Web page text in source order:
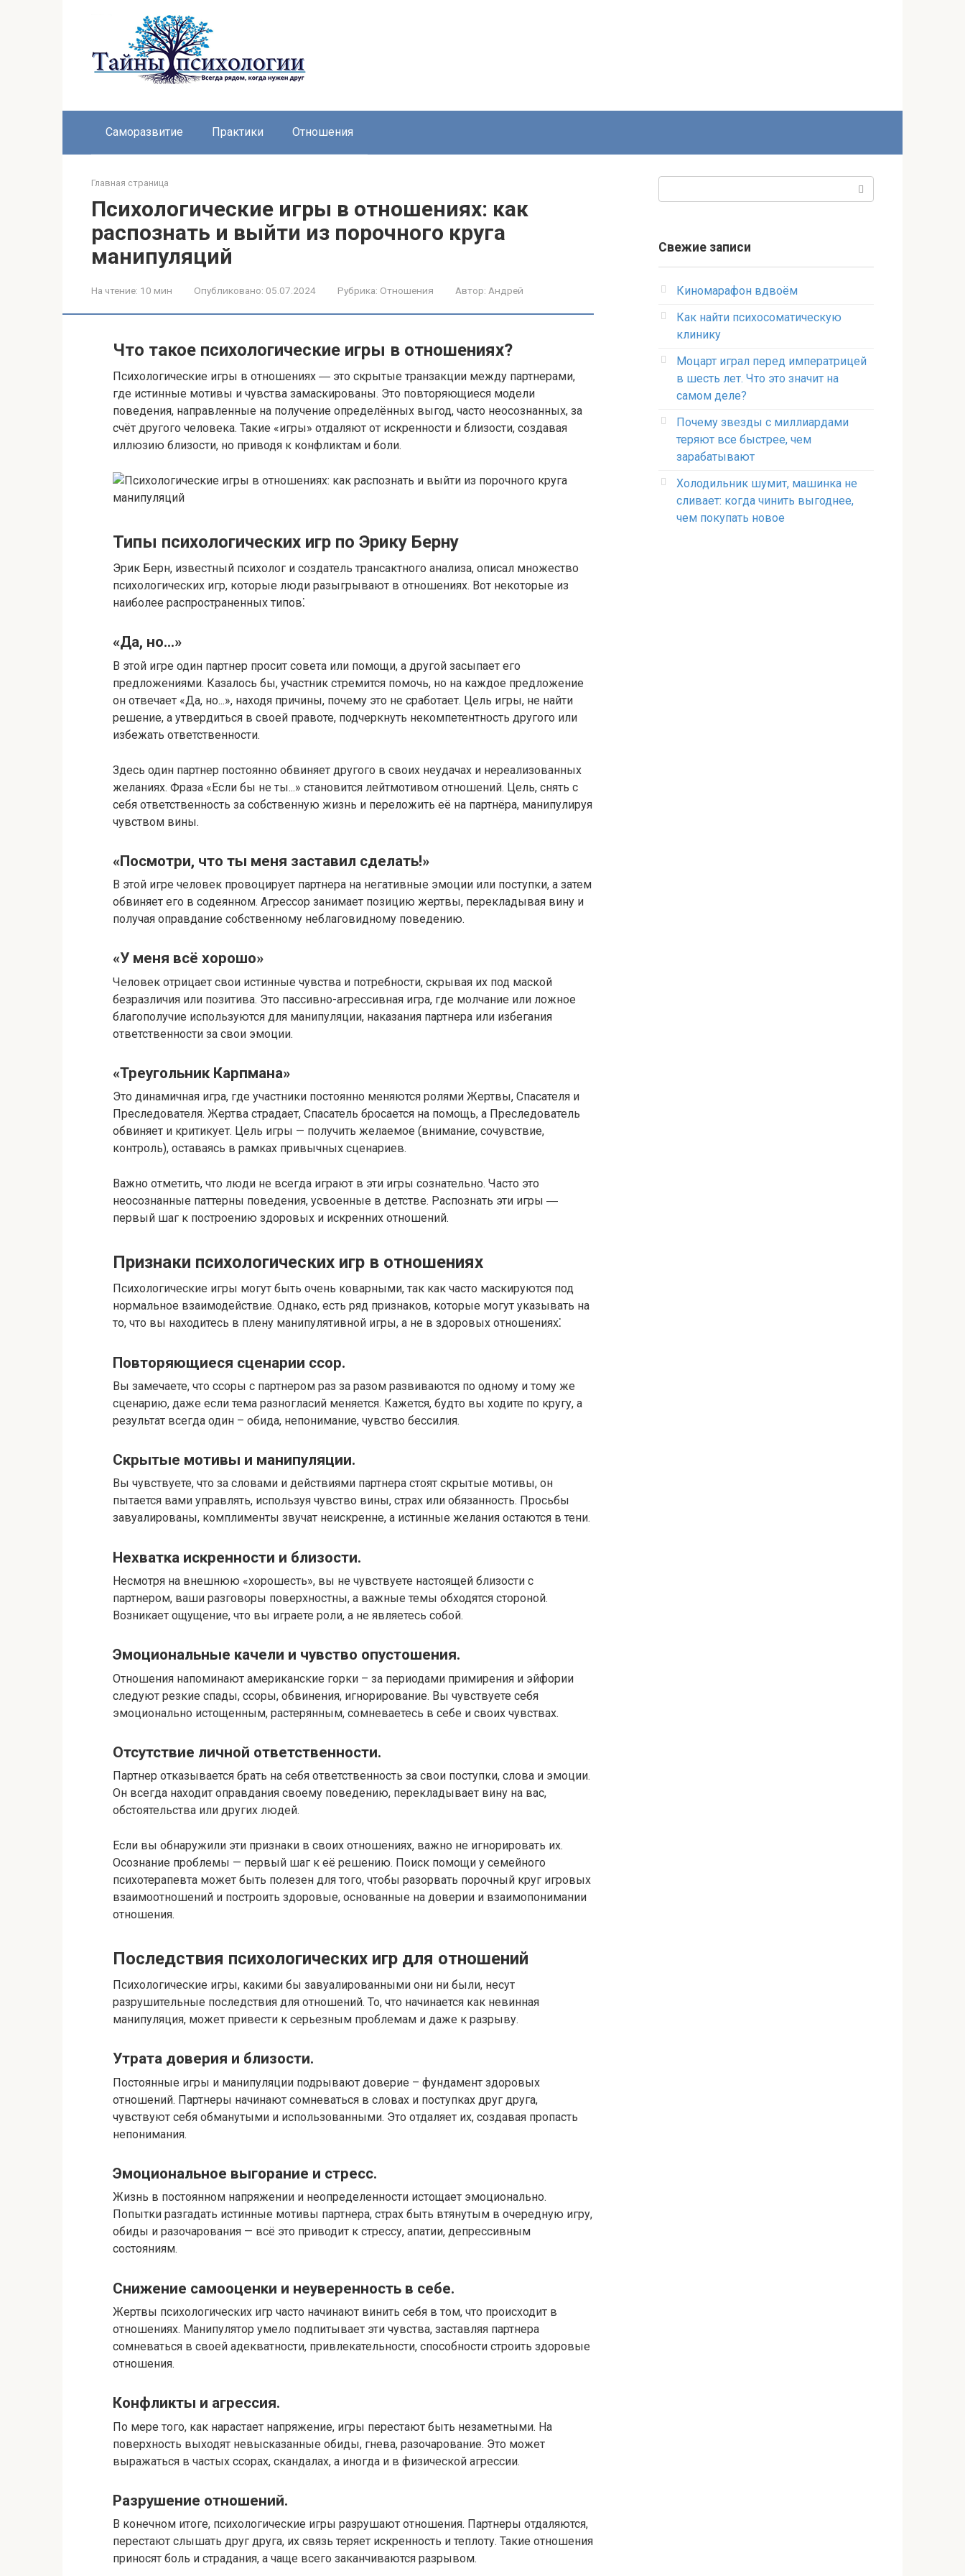
Саморазвитие Практики Отношения
Главная страница
Психологические игры в отношениях: как
распознать и выйти из порочного круга
манипуляций
На чтение: 10 мин Опубликовано: 05.07.2024 Рубрика: Отношения Автор: Андрей
Что такое психологические игры в отношениях?
Психологические игры в отношениях ― это скрытые транзакции между партнерами,
где истинные мотивы и чувства замаскированы.​ Это повторяющиеся модели
поведения, направленные на получение определённых выгод, часто неосознанных, за
счёт другого человека. Такие «игры» отдаляют от искренности и близости, создавая
иллюзию близости, но приводя к конфликтам и боли.​
Типы психологических игр по Эрику Берну
Эрик Берн, известный психолог и создатель трансактного анализа, описал множество
психологических игр, которые люди разыгрывают в отношениях.​ Вот некоторые из
наиболее распространенных типов⁚
«Да, но..​.​»
В этой игре один партнер просит совета или помощи, а другой засыпает его
предложениями.​ Казалось бы, участник стремится помочь, но на каждое предложение
он отвечает «Да, но.​.​.», находя причины, почему это не сработает. Цель игры, не найти
решение, а утвердиться в своей правоте, подчеркнуть некомпетентность другого или
избежать ответственности.​
Здесь один партнер постоянно обвиняет другого в своих неудачах и нереализованных
желаниях.​ Фраза «Если бы не ты.​.​.​» становится лейтмотивом отношений. Цель, снять с
себя ответственность за собственную жизнь и переложить её на партнёра, манипулируя
чувством вины.​
«Посмотри, что ты меня заставил сделать!​»
В этой игре человек провоцирует партнера на негативные эмоции или поступки, а затем
обвиняет его в содеянном.​ Агрессор занимает позицию жертвы, перекладывая вину и
получая оправдание собственному неблаговидному поведению.
«У меня всё хорошо»
Человек отрицает свои истинные чувства и потребности, скрывая их под маской
безразличия или позитива.​ Это пассивно-агрессивная игра, где молчание или ложное
благополучие используются для манипуляции, наказания партнера или избегания
ответственности за свои эмоции.​
«Треугольник Карпмана»
Это динамичная игра, где участники постоянно меняются ролями Жертвы, Спасателя и
Преследователя.​ Жертва страдает, Спасатель бросается на помощь, а Преследователь
обвиняет и критикует. Цель игры — получить желаемое (внимание, сочувствие,
контроль), оставаясь в рамках привычных сценариев.​
Важно отметить, что люди не всегда играют в эти игры сознательно.​ Часто это
неосознанные паттерны поведения, усвоенные в детстве.​ Распознать эти игры ―
первый шаг к построению здоровых и искренних отношений.
Признаки психологических игр в отношениях
Психологические игры могут быть очень коварными, так как часто маскируются под
нормальное взаимодействие.​ Однако, есть ряд признаков, которые могут указывать на
то, что вы находитесь в плену манипулятивной игры, а не в здоровых отношениях⁚
Повторяющиеся сценарии ссор.​
Вы замечаете, что ссоры с партнером раз за разом развиваются по одному и тому же
сценарию, даже если тема разногласий меняется.​ Кажется, будто вы ходите по кругу, а
результат всегда один – обида, непонимание, чувство бессилия.​
Скрытые мотивы и манипуляции.​
Вы чувствуете, что за словами и действиями партнера стоят скрытые мотивы, он
пытается вами управлять, используя чувство вины, страх или обязанность.​ Просьбы
завуалированы, комплименты звучат неискренне, а истинные желания остаются в тени.​
Нехватка искренности и близости.​
Несмотря на внешнюю «хорошесть», вы не чувствуете настоящей близости с
партнером, ваши разговоры поверхностны, а важные темы обходятся стороной.​
Возникает ощущение, что вы играете роли, а не являетесь собой.​
Эмоциональные качели и чувство опустошения.​
Отношения напоминают американские горки – за периодами примирения и эйфории
следуют резкие спады, ссоры, обвинения, игнорирование.​ Вы чувствуете себя
эмоционально истощенным, растерянным, сомневаетесь в себе и своих чувствах.​
Отсутствие личной ответственности.​
Партнер отказывается брать на себя ответственность за свои поступки, слова и эмоции.​
Он всегда находит оправдания своему поведению, перекладывает вину на вас,
обстоятельства или других людей.​
Если вы обнаружили эти признаки в своих отношениях, важно не игнорировать их.
Осознание проблемы — первый шаг к её решению.​ Поиск помощи у семейного
психотерапевта может быть полезен для того, чтобы разорвать порочный круг игровых
взаимоотношений и построить здоровые, основанные на доверии и взаимопонимании
отношения.​
Последствия психологических игр для отношений
Психологические игры, какими бы завуалированными они ни были, несут
разрушительные последствия для отношений.​ То, что начинается как невинная
манипуляция, может привести к серьезным проблемам и даже к разрыву.​
Утрата доверия и близости.​
Постоянные игры и манипуляции подрывают доверие – фундамент здоровых
отношений.​ Партнеры начинают сомневаться в словах и поступках друг друга,
чувствуют себя обманутыми и использованными.​ Это отдаляет их, создавая пропасть
непонимания.​
Эмоциональное выгорание и стресс.​
Жизнь в постоянном напряжении и неопределенности истощает эмоционально.​
Попытки разгадать истинные мотивы партнера, страх быть втянутым в очередную игру,
обиды и разочарования — всё это приводит к стрессу, апатии, депрессивным
состояниям.​
Снижение самооценки и неуверенность в себе.​
Жертвы психологических игр часто начинают винить себя в том, что происходит в
отношениях. Манипулятор умело подпитывает эти чувства, заставляя партнера
сомневаться в своей адекватности, привлекательности, способности строить здоровые
отношения.
Конфликты и агрессия.​
По мере того, как нарастает напряжение, игры перестают быть незаметными.​ На
поверхность выходят невысказанные обиды, гнева, разочарование.​ Это может
выражаться в частых ссорах, скандалах, а иногда и в физической агрессии.
Разрушение отношений.​
В конечном итоге, психологические игры разрушают отношения. Партнеры отдаляются,
перестают слышать друг друга, их связь теряет искренность и теплоту. Такие отношения
приносят боль и страдания, а чаще всего заканчиваются разрывом.​
Свежие записи
Киномарафон вдвоём
Как найти психосоматическую
клинику
Моцарт играл перед императрицей
в шесть лет. Что это значит на
самом деле?
Почему звезды с миллиардами
теряют все быстрее, чем
зарабатывают
Холодильник шумит, машинка не
сливает: когда чинить выгоднее,
чем покупать новое